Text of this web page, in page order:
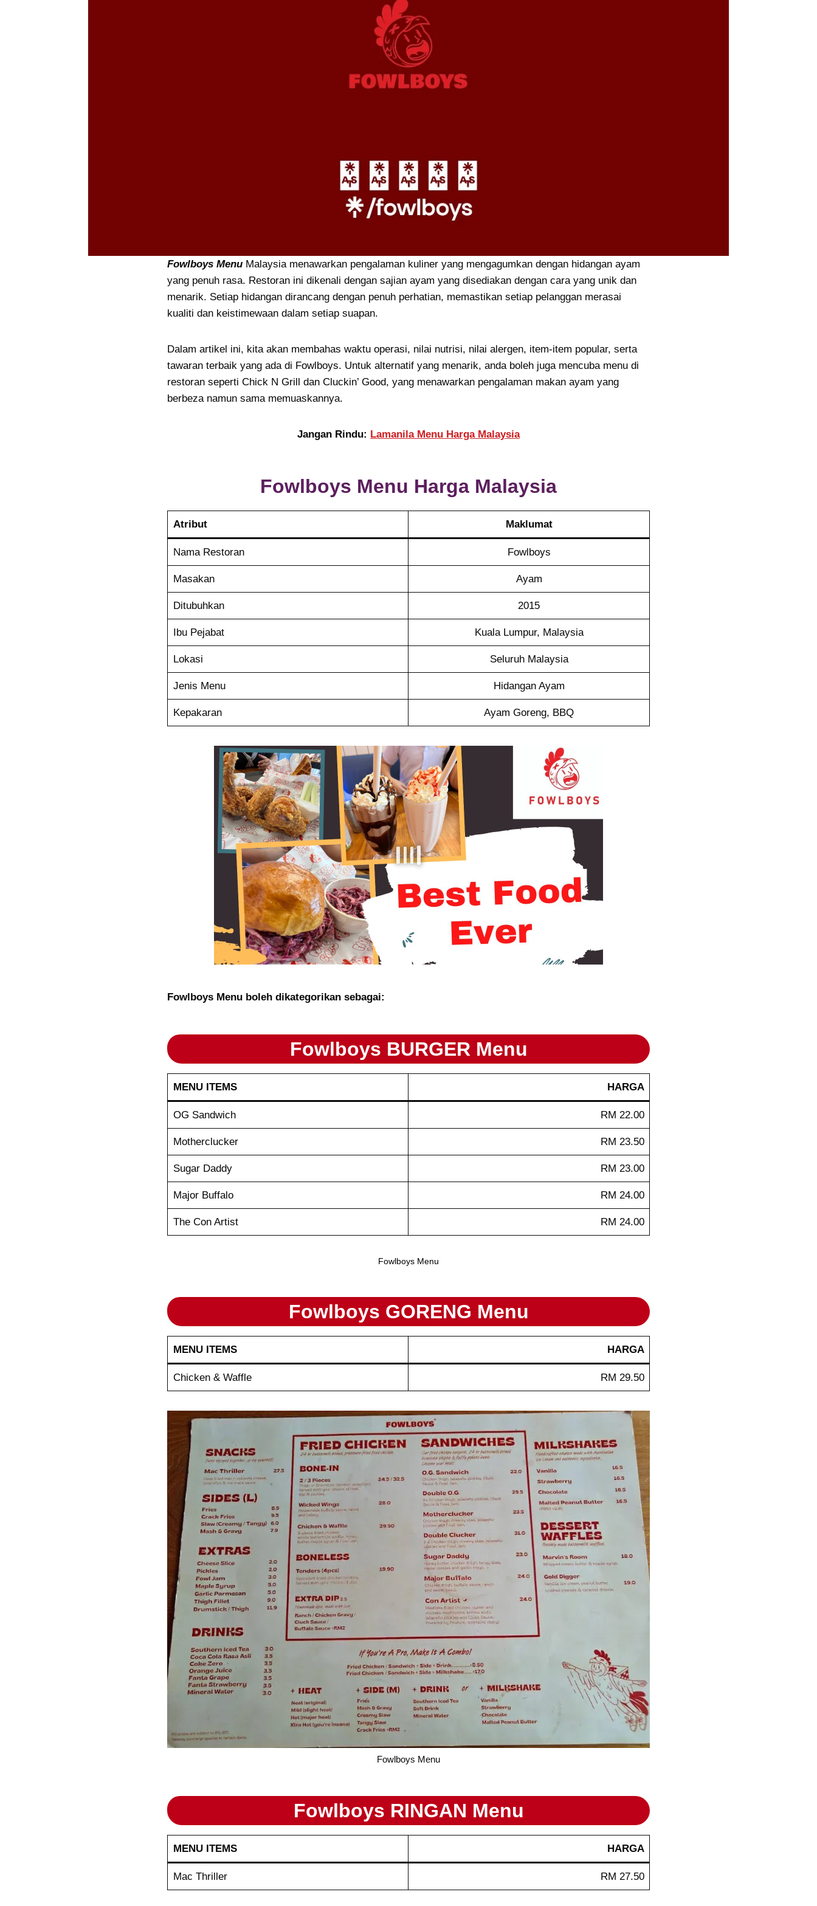
Fowlboys Menu Malaysia menawarkan pengalaman kuliner yang mengagumkan dengan hidangan ayam
yang penuh rasa. Restoran ini dikenali dengan sajian ayam yang disediakan dengan cara yang unik dan
menarik. Setiap hidangan dirancang dengan penuh perhatian, memastikan setiap pelanggan merasai
kualiti dan keistimewaan dalam setiap suapan.
Dalam artikel ini, kita akan membahas waktu operasi, nilai nutrisi, nilai alergen, item-item popular, serta
tawaran terbaik yang ada di Fowlboys. Untuk alternatif yang menarik, anda boleh juga mencuba menu di
restoran seperti Chick N Grill dan Cluckin’ Good, yang menawarkan pengalaman makan ayam yang
berbeza namun sama memuaskannya.
Jangan Rindu: Lamanila Menu Harga Malaysia
Fowlboys Menu Harga Malaysia
Atribut Maklumat
Nama Restoran Fowlboys
Masakan Ayam
Ditubuhkan 2015
Ibu Pejabat Kuala Lumpur, Malaysia
Lokasi Seluruh Malaysia
Jenis Menu Hidangan Ayam
Kepakaran Ayam Goreng, BBQ
Fowlboys Menu boleh dikategorikan sebagai:
Fowlboys BURGER Menu
MENU ITEMS HARGA
OG Sandwich RM 22.00
Motherclucker RM 23.50
Sugar Daddy RM 23.00
Major Buffalo RM 24.00
The Con Artist RM 24.00
Fowlboys Menu
Fowlboys GORENG Menu
MENU ITEMS HARGA
Chicken & Waffle RM 29.50
Fowlboys Menu
Fowlboys RINGAN Menu
MENU ITEMS HARGA
Mac Thriller RM 27.50